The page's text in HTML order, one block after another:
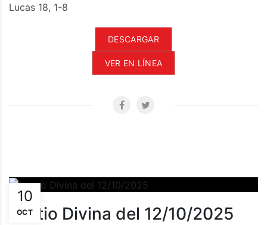
Lucas 18, 1-8
DESCARGAR
VER EN LÍNEA
10
OCT
Lectio Divina del 12/10/2025